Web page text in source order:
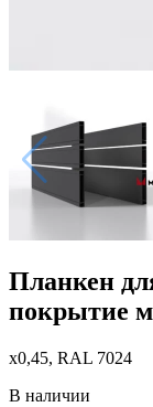
Планкен
покрытие
x0,45, RAL 7024
В наличии